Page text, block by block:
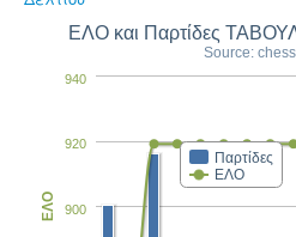
ΕΛΟ και Παρτίδες
Source:
Παρτίδες
ΕΛΟ
900
920
940
ΕΛΟ